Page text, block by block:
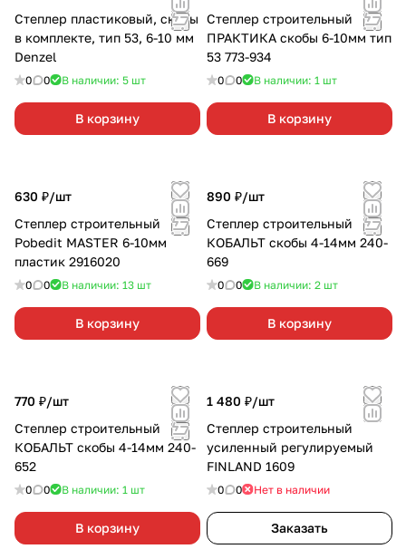
Степлер пластиковый, скобы
в комплекте, тип 53, 6-10 мм
Denzel
0 0 В наличии: 5 шт
В корзину
Степлер строительный
ПРАКТИКА скобы 6-10мм тип
53 773-934
0 0 В наличии: 1 шт
В корзину
630 ₽/шт
Степлер строительный
Pobedit MASTER 6-10мм
пластик 2916020
0 0 В наличии: 13 шт
В корзину
890 ₽/шт
Степлер строительный
КОБАЛЬТ скобы 4-14мм 240-
669
0 0 В наличии: 2 шт
В корзину
770 ₽/шт
Степлер строительный
КОБАЛЬТ скобы 4-14мм 240-
652
0 0 В наличии: 1 шт
В корзину
1 480 ₽/шт
Степлер строительный
усиленный регулируемый
FINLAND 1609
0 0 Нет в наличии
Заказать